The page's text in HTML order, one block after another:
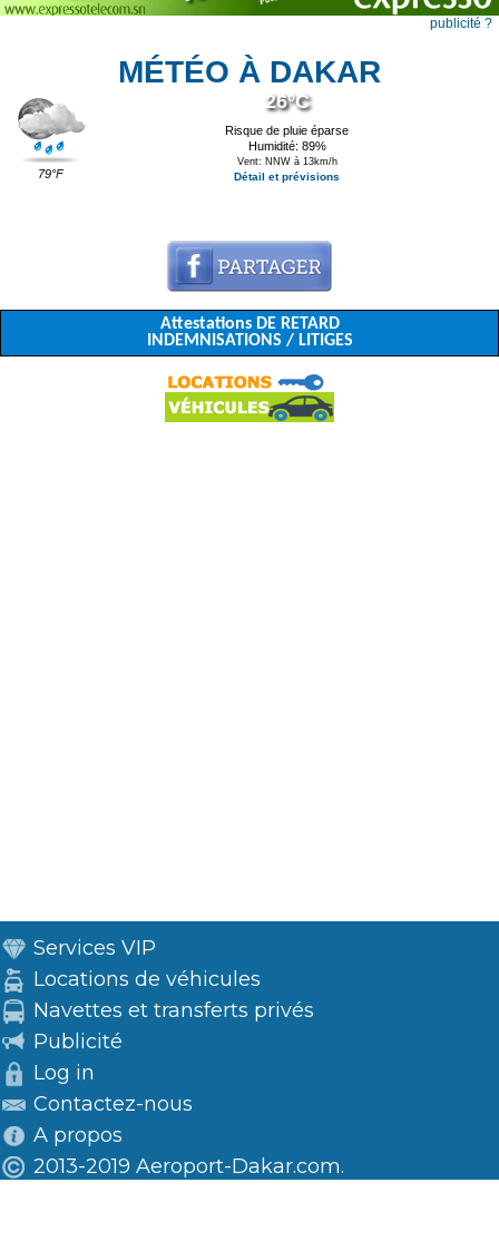
publicité ?
MÉTÉO À DAKAR
79°F
26°C
Risque de pluie éparse
Humidité: 89%
Vent: NNW à 13km/h
Détail et prévisions
Attestations DE RETARD
INDEMNISATIONS / LITIGES
Services VIP
Locations de véhicules
Navettes et transferts privés
Publicité
Log in
Contactez-nous
A propos
2013-2019 Aeroport-Dakar.com.